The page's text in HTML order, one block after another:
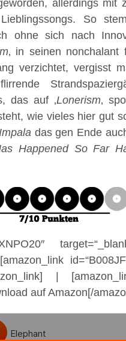
allerdings mit
So
ohne sich nach
‚ in seinen nonchalant
verzichtet, vergisst
das auf ‚Lonerism‚
wie vieles hier gut
das gen Ende
Happened So Far
|
auf Amazon[/